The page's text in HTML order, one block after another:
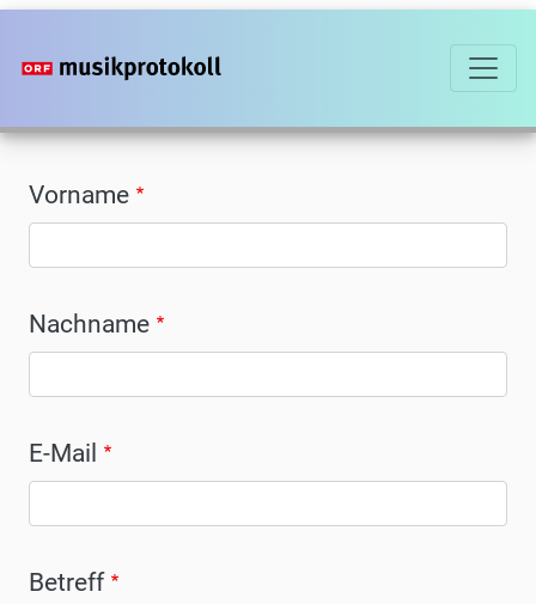
Direkt
zum
Vorname
Nachname
E-Mail
Betreff